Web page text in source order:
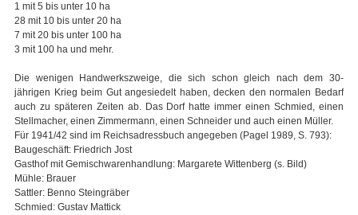
1 mit 5 bis unter 10 ha
28 mit 10 bis unter 20 ha
7 mit 20 bis unter 100 ha
3 mit 100 ha und mehr.
Die wenigen Handwerkszweige, die sich schon gleich nach dem 30-
jährigen Krieg beim Gut angesiedelt haben, decken den normalen Bedarf
auch zu späteren Zeiten ab. Das Dorf hatte immer einen Schmied, einen
Stellmacher, einen Zimmermann, einen Schneider und auch einen Müller.
Für 1941/42 sind im Reichsadressbuch angegeben (Pagel 1989, S. 793):
Baugeschäft: Friedrich Jost
Gasthof mit Gemischwarenhandlung: Margarete Wittenberg (s. Bild)
Mühle: Brauer
Sattler: Benno Steingräber
Schmied: Gustav Mattick